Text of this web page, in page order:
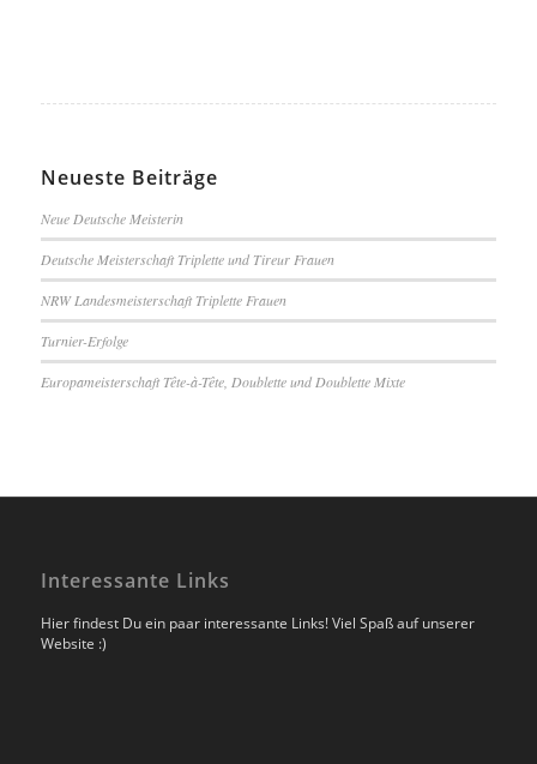
Neueste Beiträge
Neue Deutsche Meisterin
Deutsche Meisterschaft Triplette und Tireur Frauen
NRW Landesmeisterschaft Triplette Frauen
Turnier-Erfolge
Europameisterschaft Tête-à-Tête, Doublette und Doublette Mixte
Interessante Links
Hier findest Du ein paar interessante Links! Viel Spaß auf unserer
Website :)